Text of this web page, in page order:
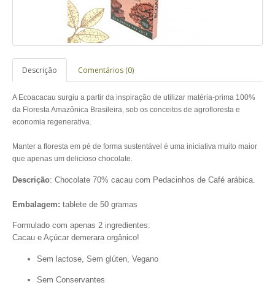
Descrição Comentários (0)
A Ecoacacau surgiu a partir da inspiração de utilizar matéria-prima 100%
da Floresta Amazônica Brasileira, sob os conceitos de agrofloresta e
economia regenerativa.
Manter a floresta em pé de forma sustentável é uma iniciativa muito maior
que apenas um delicioso chocolate.
Descrição: Chocolate 70% cacau com Pedacinhos de Café arábica.
Embalagem: tablete de 50 gramas
Formulado com apenas 2 ingredientes:
Cacau e Açúcar demerara orgânico!
Sem lactose, Sem glúten, Vegano
Sem Conservantes